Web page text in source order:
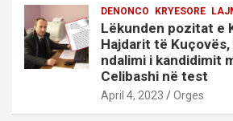
DENONCO KRYESORE
Lëkunden pozitat e
Hajdarit të
ndalimi i kandidimit
Celibashi në test
April 4, 2023 Orges